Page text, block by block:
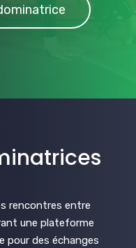
rencontres entre
une plateforme
pour des échanges